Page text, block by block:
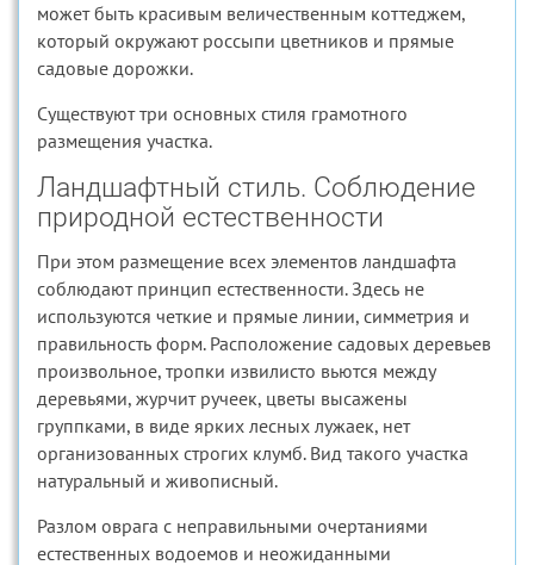
может быть красивым величественным коттеджем,
который окружают россыпи цветников и прямые
садовые дорожки.
Существуют три основных стиля грамотного
размещения участка.
Ландшафтный стиль. Соблюдение
природной естественности
При этом размещение всех элементов ландшафта
соблюдают принцип естественности. Здесь не
используются четкие и прямые линии, симметрия и
правильность форм. Расположение садовых деревьев
произвольное, тропки извилисто вьются между
деревьями, журчит ручеек, цветы высажены
группками, в виде ярких лесных лужаек, нет
организованных строгих клумб. Вид такого участка
натуральный и живописный.
Разлом оврага с неправильными очертаниями
естественных водоемов и неожиданными